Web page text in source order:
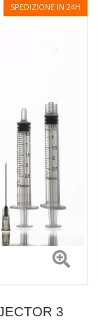
SPEDIZIONE IN 24H
3